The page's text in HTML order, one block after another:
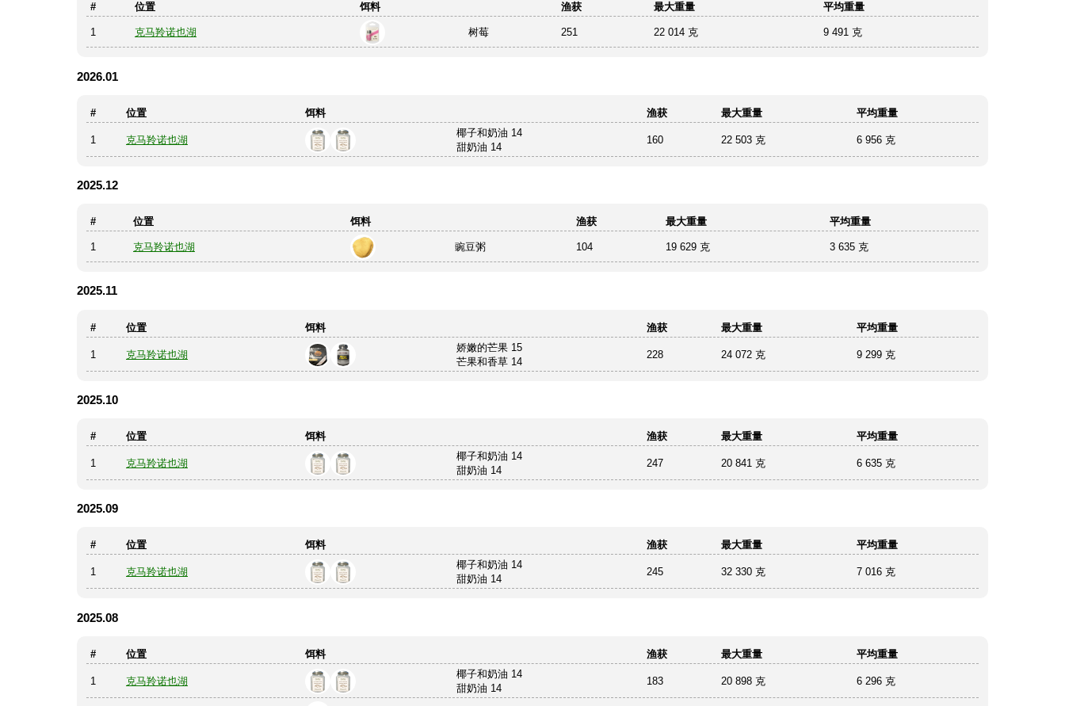
# 位置 饵料 渔获 最大重量 平均重量
1 克马羚诺也湖 树莓 251 22 014 克 9 491 克
2026.01
# 位置 饵料 渔获 最大重量 平均重量
1 克马羚诺也湖
椰子和奶油 14
甜奶油 14
160 22 503 克 6 956 克
2025.12
# 位置 饵料 渔获 最大重量 平均重量
1 克马羚诺也湖 豌豆粥 104 19 629 克 3 635 克
2025.11
# 位置 饵料 渔获 最大重量 平均重量
1 克马羚诺也湖
娇嫩的芒果 15
芒果和香草 14
228 24 072 克 9 299 克
2025.10
# 位置 饵料 渔获 最大重量 平均重量
1 克马羚诺也湖
椰子和奶油 14
甜奶油 14
247 20 841 克 6 635 克
2025.09
# 位置 饵料 渔获 最大重量 平均重量
1 克马羚诺也湖
椰子和奶油 14
甜奶油 14
245 32 330 克 7 016 克
2025.08
# 位置 饵料 渔获 最大重量 平均重量
1 克马羚诺也湖
椰子和奶油 14
甜奶油 14
183 20 898 克 6 296 克